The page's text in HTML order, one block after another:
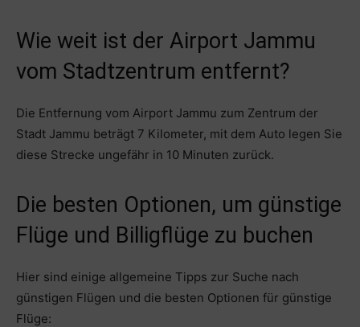
Wie weit ist der Airport Jammu
vom Stadtzentrum entfernt?
Die Entfernung vom Airport Jammu zum Zentrum der
Stadt Jammu beträgt 7 Kilometer, mit dem Auto legen Sie
diese Strecke ungefähr in 10 Minuten zurück.
Die besten Optionen, um günstige
Flüge und Billigflüge zu buchen
Hier sind einige allgemeine Tipps zur Suche nach
günstigen Flügen und die besten Optionen für günstige
Flüge: